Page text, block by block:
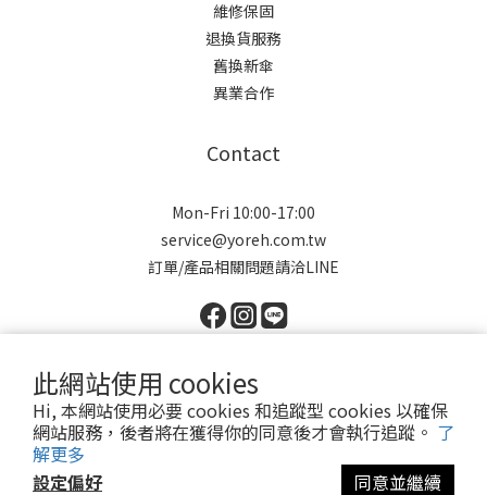
此網站使用 cookies
Hi, 本網站使用必要 cookies 和追蹤型 cookies 以確保
網站服務，後者將在獲得你的同意後才會執行追蹤。 了
解更多
設定偏好
同意並繼續
維修保固
退換貨服務
舊換新傘
異業合作
Contact
Mon-Fri 10:00-17:00
service@yoreh.com.tw
訂單/產品相關問題請洽LINE
Copyright © 2021 Yoreh. All rights reserved.
悠若有限公司 | 91043801